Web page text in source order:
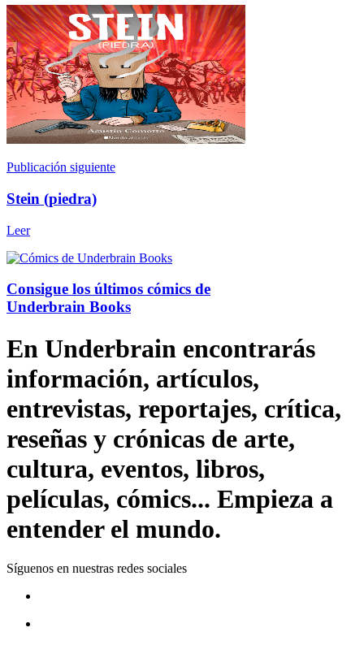
Publicación siguiente
Stein (piedra)
Leer
Consigue los últimos cómics de
Underbrain Books
En Underbrain encontrarás
información, artículos,
entrevistas, reportajes, crítica,
reseñas y crónicas de arte,
cultura, eventos, libros,
películas, cómics... Empieza a
entender el mundo.
Síguenos en nuestras redes sociales